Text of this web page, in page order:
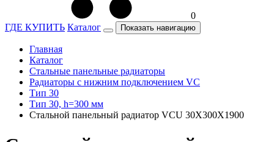
0
ГДЕ КУПИТЬ Каталог Показать навигацию
Главная
Каталог
Стальные панельные радиаторы
Радиаторы c нижним подключением VC
Тип 30
Тип 30, h=300 мм
Стальной панельный радиатор VCU 30X300X1900